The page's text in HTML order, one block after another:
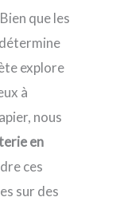
que les
explore
à
nous
en
ces
sur des